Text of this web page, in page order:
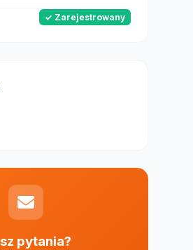
✓ Zarejestrowany
pytania?